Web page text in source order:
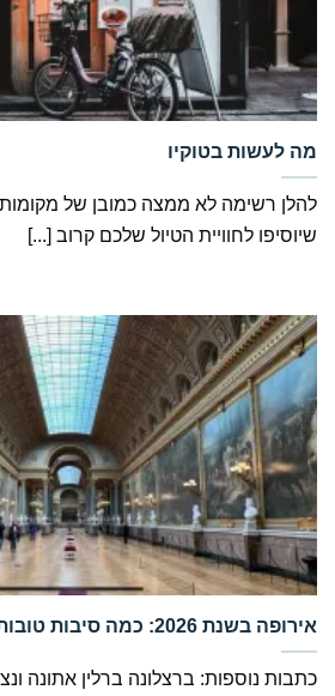
‏מה לעשות בטוקיו
להלן רשימה לא ממצה כמובן של מקומות
שיוסיפו לחוויית הטיול שלכם קרוב [...]
‏אירופה בשנת 2026: כמה סיבות טובות להזמין כרטיס
כתבות נוספות: ברצלונה ברלין אתונה